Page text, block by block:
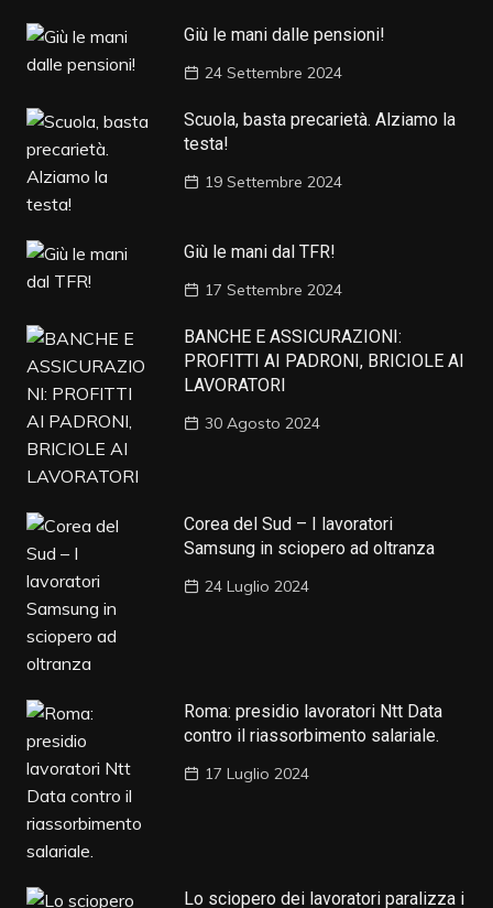
Giù le mani dalle pensioni!
24 Settembre 2024
Scuola, basta precarietà. Alziamo la
testa!
19 Settembre 2024
Giù le mani dal TFR!
17 Settembre 2024
BANCHE E ASSICURAZIONI:
PROFITTI AI PADRONI, BRICIOLE AI
LAVORATORI
30 Agosto 2024
Corea del Sud – I lavoratori
Samsung in sciopero ad oltranza
24 Luglio 2024
Roma: presidio lavoratori Ntt Data
contro il riassorbimento salariale.
17 Luglio 2024
Lo sciopero dei lavoratori paralizza i